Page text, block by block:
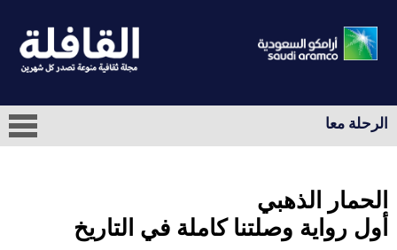
الرحلة معا
الحمار الذهبي
أول رواية وصلتنا كاملة في التاريخ